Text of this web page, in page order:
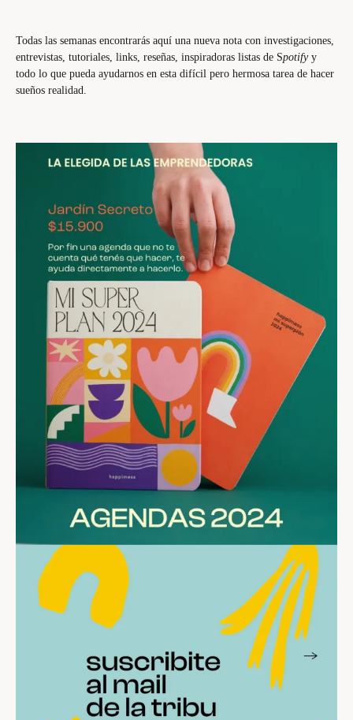
Todas las semanas encontrarás aquí una nueva nota con investigaciones,
entrevistas, tutoriales, links, reseñas, inspiradoras listas de Spotify y
todo lo que pueda ayudarnos en esta difícil pero hermosa tarea de hacer
sueños realidad.